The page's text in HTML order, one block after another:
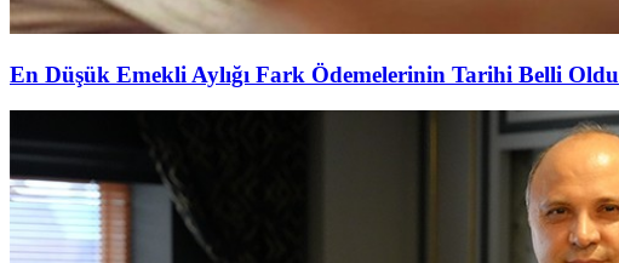
En Düşük Emekli Aylığı Fark Ödemelerinin Tarihi Belli Oldu